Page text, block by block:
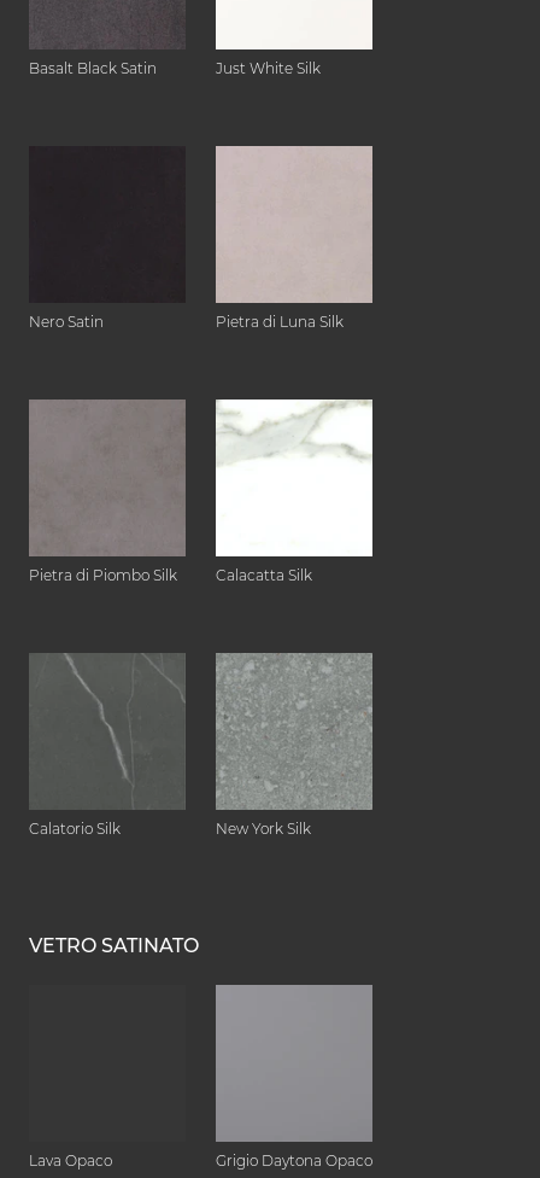
Basalt Black Satin Just White Silk
Nero Satin Pietra di Luna Silk
Pietra di Piombo Silk Calacatta Silk
Calatorio Silk New York Silk
VETRO SATINATO
Lava Opaco Grigio Daytona Opaco